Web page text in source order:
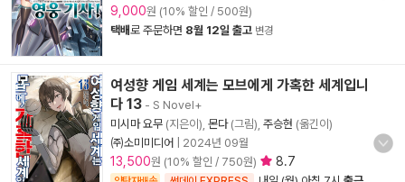
9,000원 (10% 할인 / 500원)
택배로 주문하면 8월 12일 출고 변경
여성향 게임 세계는 모브에게 가혹한 세계입니
다 13 - S Novel+
미시마 요무 (지은이), 몬다(그림), 주승현 (옮긴이)
㈜소미미디어
2024년 09월
13,500원 (10% 할인 / 750원) 8.7